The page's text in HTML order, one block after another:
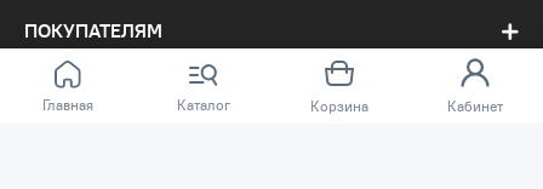
Главная Каталог Корзина Кабинет
ПОКУПАТЕЛЯМ